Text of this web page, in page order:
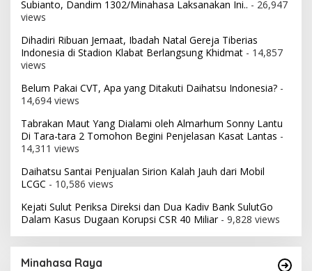
Subianto, Dandim 1302/Minahasa Laksanakan Ini.. - 26,947
views
Dihadiri Ribuan Jemaat, Ibadah Natal Gereja Tiberias
Indonesia di Stadion Klabat Berlangsung Khidmat - 14,857
views
Belum Pakai CVT, Apa yang Ditakuti Daihatsu Indonesia? -
14,694 views
Tabrakan Maut Yang Dialami oleh Almarhum Sonny Lantu
Di Tara-tara 2 Tomohon Begini Penjelasan Kasat Lantas -
14,311 views
Daihatsu Santai Penjualan Sirion Kalah Jauh dari Mobil
LCGC - 10,586 views
Kejati Sulut Periksa Direksi dan Dua Kadiv Bank SulutGo
Dalam Kasus Dugaan Korupsi CSR 40 Miliar- 9,828 views
Minahasa Raya